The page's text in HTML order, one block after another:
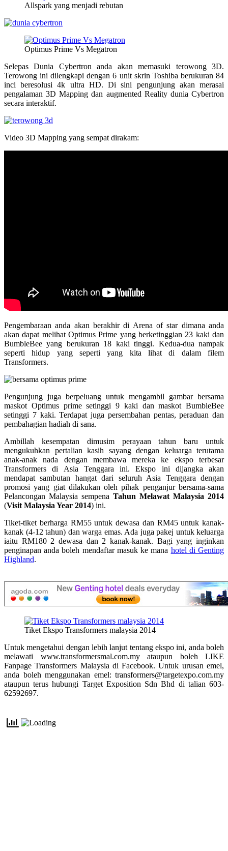
Allspark yang menjadi rebutan
Optimus Prime Vs Megatron
Selepas Dunia Cybertron anda akan memasuki terowong 3D.
Terowong ini dilengkapi dengan 6 unit skrin Toshiba berukuran 84
inci beresolusi 4k ultra HD. Di sini pengunjung akan merasai
pengalaman 3D Mapping dan augmented Reality dunia Cybertron
secara interaktif.
Video 3D Mapping yang sempat dirakam:
Pengembaraan anda akan berakhir di Arena of star dimana anda
akan dapat melihat Optimus Prime yang berketinggian 23 kaki dan
BumbleBee yang berukuran 18 kaki tinggi. Kedua-dua nampak
seperti hidup yang seperti yang kita lihat di dalam filem
Transformers.
Pengunjung juga berpeluang untuk mengambil gambar bersama
maskot Optimus prime setinggi 9 kaki dan maskot BumbleBee
setinggi 7 kaki. Terdapat juga persembahan pentas, peraduan dan
pembahagian hadiah di sana.
Ambillah kesempatan dimusim perayaan tahun baru untuk
mengukuhkan pertalian kasih sayang dengan keluarga terutama
anak-anak nada dengan membawa mereka ke ekspo terbesar
Transformers di Asia Tenggara ini. Ekspo ini dijangka akan
mendapat sambutan hangat dari seluruh Asia Tenggara dengan
promosi yang giat dilakukan oleh pihak penganjur bersama-sama
Pelancongan Malaysia sempena Tahun Melawat Malaysia 2014
(Visit Malaysia Year 2014) ini.
Tiket-tiket berharga RM55 untuk dewasa dan RM45 untuk kanak-
kanak (4-12 tahun) dan warga emas. Ada juga pakej untuk keluarga
iaitu RM180 2 dewasa dan 2 kanak-kanak. Bagi yang inginkan
penginapan anda boleh mendaftar masuk ke mana hotel di Genting
Highland.
Tiket Ekspo Transformers malaysia 2014
Untuk mengetahui dengan lebih lanjut tentang ekspo ini, anda boleh
melawati www.transformersmal.com.my ataupun boleh LIKE
Fanpage Transformers Malaysia di Facebook. Untuk urusan emel,
anda boleh menggunakan emel: transformers@targetexpo.com.my
ataupun terus hubungi Target Exposition Sdn Bhd di talian 603-
62592697.